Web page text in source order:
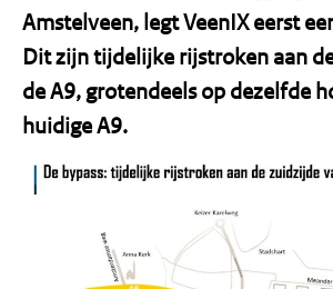
Amstelveen, legt VeenIX eerst
Dit zijn tijdelijke rijstroken aan
de A9, grotendeels op dezelfde
huidige A9.